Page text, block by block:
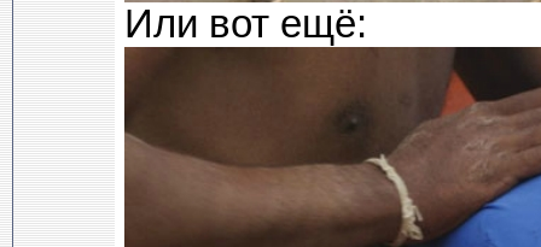
Или вот ещё: